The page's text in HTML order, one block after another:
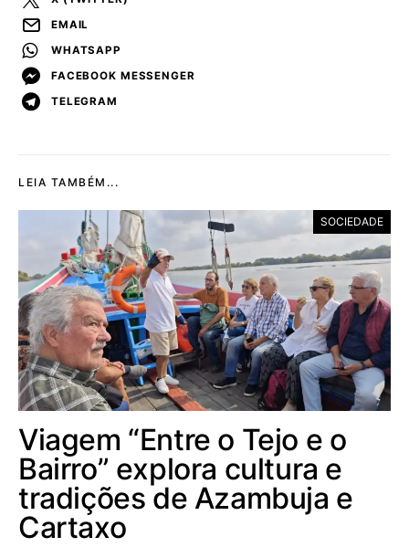
EMAIL
WHATSAPP
FACEBOOK MESSENGER
TELEGRAM
LEIA TAMBÉM...
SOCIEDADE
Viagem “Entre o Tejo e o
Bairro” explora cultura e
tradições de Azambuja e
Cartaxo